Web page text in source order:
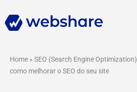
Home » SEO (Search Engine Optimization)
como melhorar o SEO do seu site